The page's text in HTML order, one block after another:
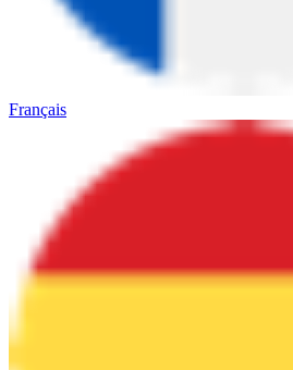
Français